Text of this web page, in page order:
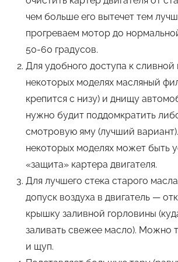
чем больше его вытечет тем
прогреваем мотор до
50-60 градусов.
Для удобного доступа к сливной
некоторых моделях масляный
крепится с низу) и днищу
нужно будит поддомкратить
смотровую яму (лучший
некоторых моделях может быть
«защита» картера двигателя.
Для лучшего стека старого
допуск воздуха в двигатель —
крышку заливной горловины
заливать свежее масло). Можно
и щуп.